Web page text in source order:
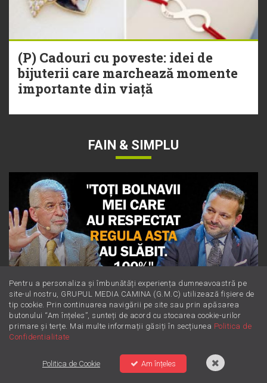
(P) Cadouri cu poveste: idei de
bijuterii care marchează momente
importante din viață
FAIN & SIMPLU
Dieta Cerin: cum să slăbești sănătos
Pentru a personaliza și îmbunătăți experiența dumneavoastră pe
site-ul nostru, GRUPUL MEDIA CAMINA (G.M.C) utilizează fișiere de
tip cookie. Prin continuarea navigării pe site sau prin apăsarea
butonului “Am înțeles”, sunteți de acord cu stocarea cookie-urilor
primare și terțe. Mai multe informații găsiți în secțiunea Politica de
Confidentialitate
Politica de Cookie Am înțeles